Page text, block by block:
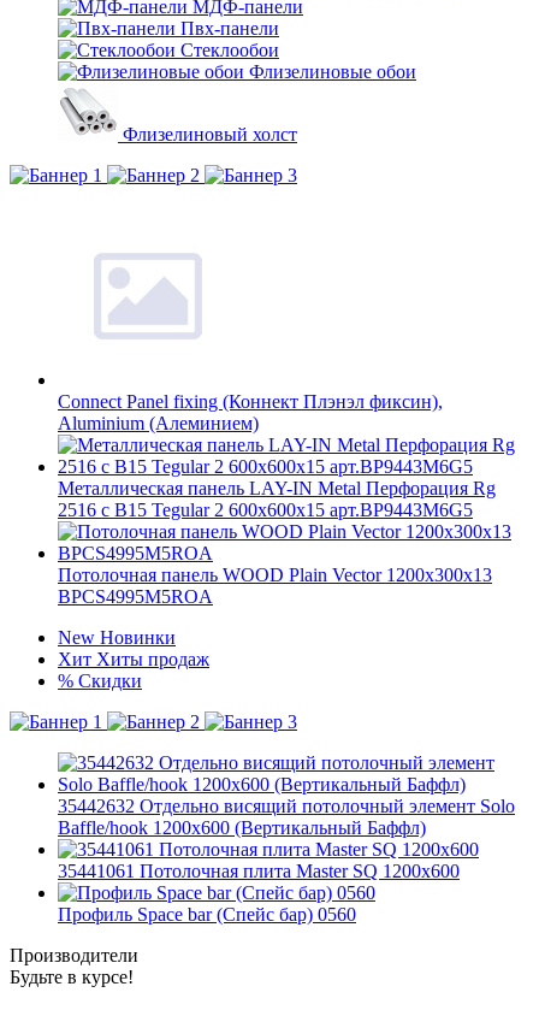
МДФ-панели
Пвх-панели
Стеклообои
Флизелиновые обои
Флизелиновый холст
Connect Panel fixing (Коннект Плэнэл фиксин),
Aluminium (Алеминием)
Металлическая панель LAY-IN Metal Перфорация Rg
2516 с B15 Tegular 2 600x600x15 арт.BP9443M6G5
Потолочная панель WOOD Plain Vector 1200x300x13
BPCS4995M5ROA
New Новинки
Хит Хиты продаж
% Скидки
35442632 Отдельно висящий потолочный элемент Solo
Baffle/hook 1200x600 (Вертикальный Баффл)
35441061 Потолочная плита Master SQ 1200x600
Профиль Space bar (Спейс бар) 0560
Производители
Будьте в курсе!